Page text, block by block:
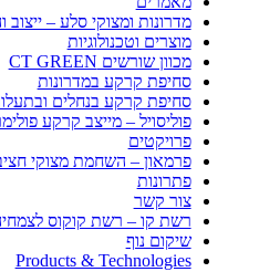
מדרונות ומצוקי סלע –
מוצרים וטכנולוגיות
מכוון שורשים CT GREEN
סחיפת קרקע במדרונות
סחיפת קרקע בנחלים
פוליסויל – מייצב קרקע
פרויקטים
פרמאון – השחמת מצוקי
פתרונות
צור קשר
רשת קו – רשת קוקוס
שיקום נוף
Products & Technologies